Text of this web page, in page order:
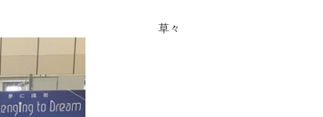
草々